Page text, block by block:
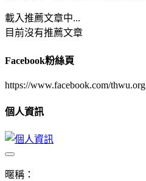
載入推薦文章中...
目前沒有推薦文章
Facebook粉絲頁
https://www.facebook.com/thwu.org
個人資訊
暱稱：